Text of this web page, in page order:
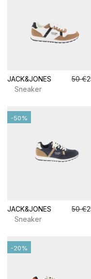
JACK&JONES 50 €
Sneaker
JACK&JONES 50 €
Sneaker
-50%
-20%